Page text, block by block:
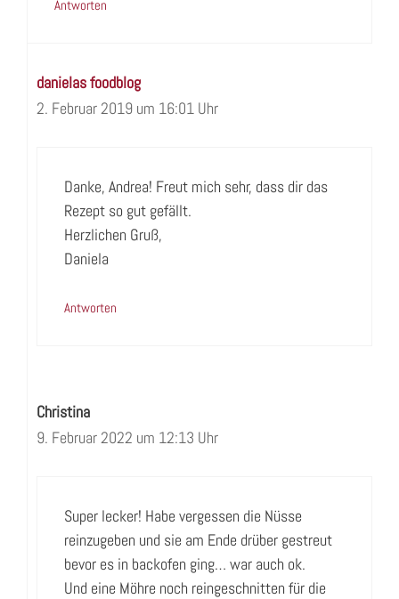
Antworten
danielas foodblog
2. Februar 2019 um 16:01 Uhr
Danke, Andrea! Freut mich sehr, dass dir das
Rezept so gut gefällt.
Herzlichen Gruß,
Daniela
Antworten
Christina
9. Februar 2022 um 12:13 Uhr
Super lecker! Habe vergessen die Nüsse
reinzugeben und sie am Ende drüber gestreut
bevor es in backofen ging… war auch ok.
Und eine Möhre noch reingeschnitten für die